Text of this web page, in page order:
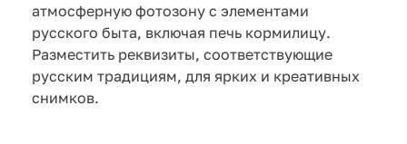
атмосферную фотозону с элементами
русского быта, включая печь кормилицу.
Разместить реквизиты, соответствующие
русским традициям, для ярких и креативных
снимков.